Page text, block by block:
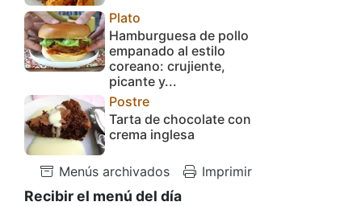
Plato
Hamburguesa de pollo
empanado al estilo
coreano: crujiente,
picante y...
Postre
Tarta de chocolate con
crema inglesa
Menús archivados Imprimir
Recibir el menú del día